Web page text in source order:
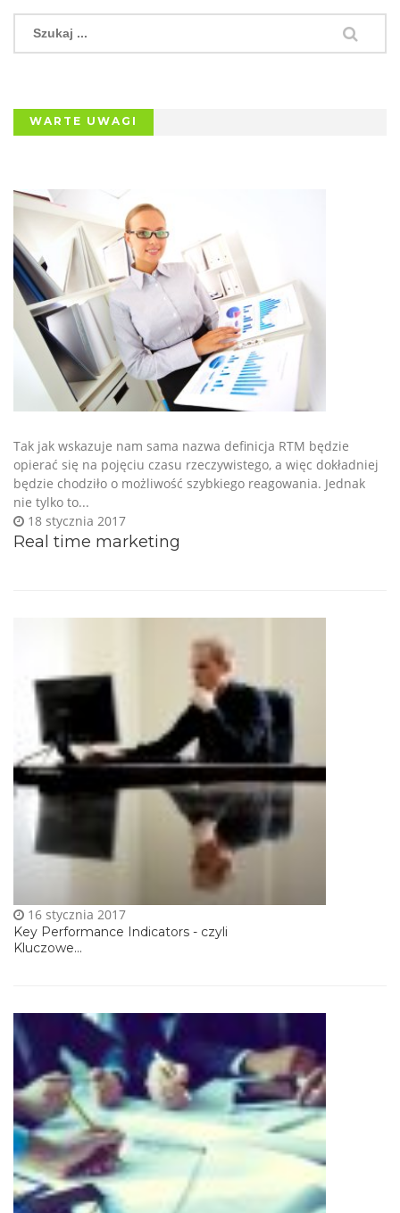
WARTE UWAGI
Real time marketing
18 stycznia 2017
Tak jak wskazuje nam sama nazwa definicja RTM będzie
opierać się na pojęciu czasu rzeczywistego, a więc dokładniej
będzie chodziło o możliwość szybkiego reagowania. Jednak
nie tylko to...
Key Performance Indicators - czyli
Kluczowe...
16 stycznia 2017